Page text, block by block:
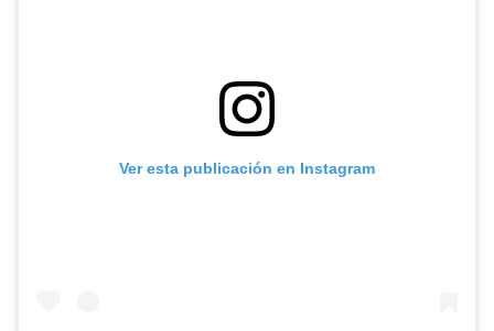
Ver esta publicación en Instagram